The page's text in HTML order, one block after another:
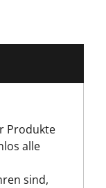
Produkte
alle
sind,